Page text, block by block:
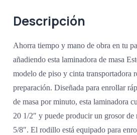
Descripción
Ahorra tiempo y mano de obra en tu
añadiendo esta laminadora de masa
modelo de piso y cinta transportadora
preparación. Diseñada para enrollar
de masa por minuto, esta laminadora
20 1/2″ y puede producir un grosor de
5/8″. El rodillo está equipado para